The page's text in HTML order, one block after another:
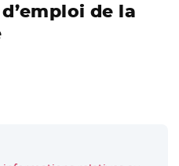
de la